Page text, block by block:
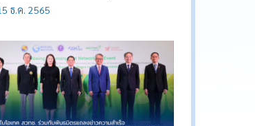
หกรรมมันสำปะหลังทั้งห่วงโซ่
ธ.ค. 2565